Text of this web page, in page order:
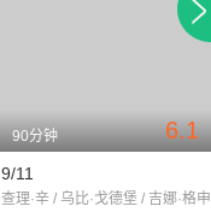
6.1
90分钟
9/11
查理·辛 / 乌比·戈德堡 / 吉娜·格申